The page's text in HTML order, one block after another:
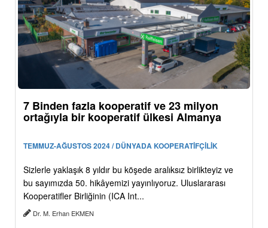
7 Binden fazla kooperatif ve 23 milyon
ortağıyla bir kooperatif ülkesi Almanya
TEMMUZ-AĞUSTOS 2024 / DÜNYADA KOOPERATİFÇİLİK
Sizlerle yaklaşık 8 yıldır bu köşede aralıksız birlikteyiz ve
bu sayımızda 50. hikâyemizi yayınlıyoruz. Uluslararası
Kooperatifler Birliğinin (ICA Int...
Dr. M. Erhan EKMEN